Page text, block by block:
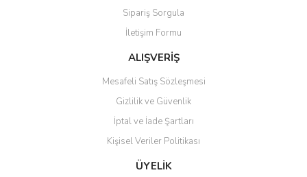
Ürün bilgilerinde hatalar bulunuyor.
Ürün fiyatı diğer sitelerden daha pahalı.
Bu ürüne benzer farklı alternatifler olmalı.
Gönder
Sipariş Sorgula
İletişim Formu
ALIŞVERİŞ
Mesafeli Satış Sözleşmesi
Gizlilik ve Güvenlik
İptal ve İade Şartları
Kişisel Veriler Politikası
ÜYELİK